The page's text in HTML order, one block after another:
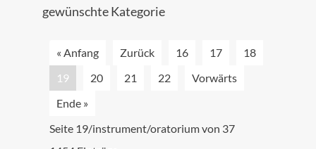
gewünschte Kategorie
« Anfang Zurück 16 17
18
19
20 21 22
Vorwärts
Ende »
Seite 19/instrument/oratorium von 37